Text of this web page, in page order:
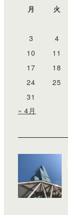
月
火
3
4
10
11
17
18
24
25
31
« 4月